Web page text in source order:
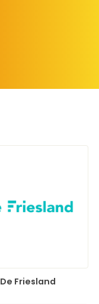
De Friesland